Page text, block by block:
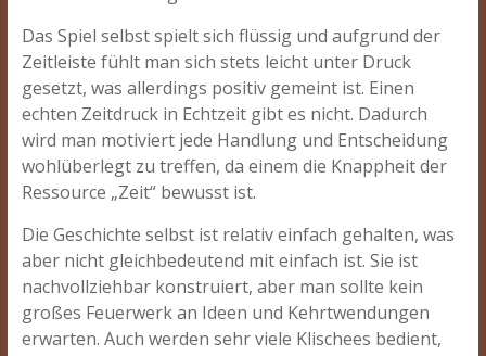
Das Spiel selbst spielt sich flüssig und aufgrund der
Zeitleiste fühlt man sich stets leicht unter Druck
gesetzt, was allerdings positiv gemeint ist. Einen
echten Zeitdruck in Echtzeit gibt es nicht. Dadurch
wird man motiviert jede Handlung und Entscheidung
wohlüberlegt zu treffen, da einem die Knappheit der
Ressource „Zeit“ bewusst ist.
Die Geschichte selbst ist relativ einfach gehalten, was
aber nicht gleichbedeutend mit einfach ist. Sie ist
nachvollziehbar konstruiert, aber man sollte kein
großes Feuerwerk an Ideen und Kehrtwendungen
erwarten. Auch werden sehr viele Klischees bedient,